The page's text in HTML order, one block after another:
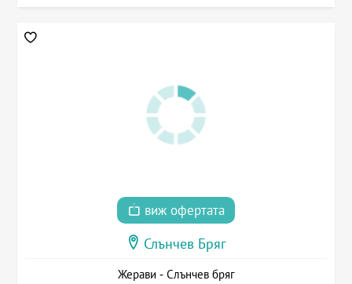
виж офертата
Слънчев Бряг
Жерави - Слънчев бряг